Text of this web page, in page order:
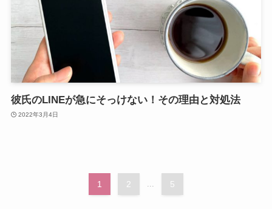
彼氏のLINEが急にそっけない！その理由と対処法
2022年3月4日
1 2 5